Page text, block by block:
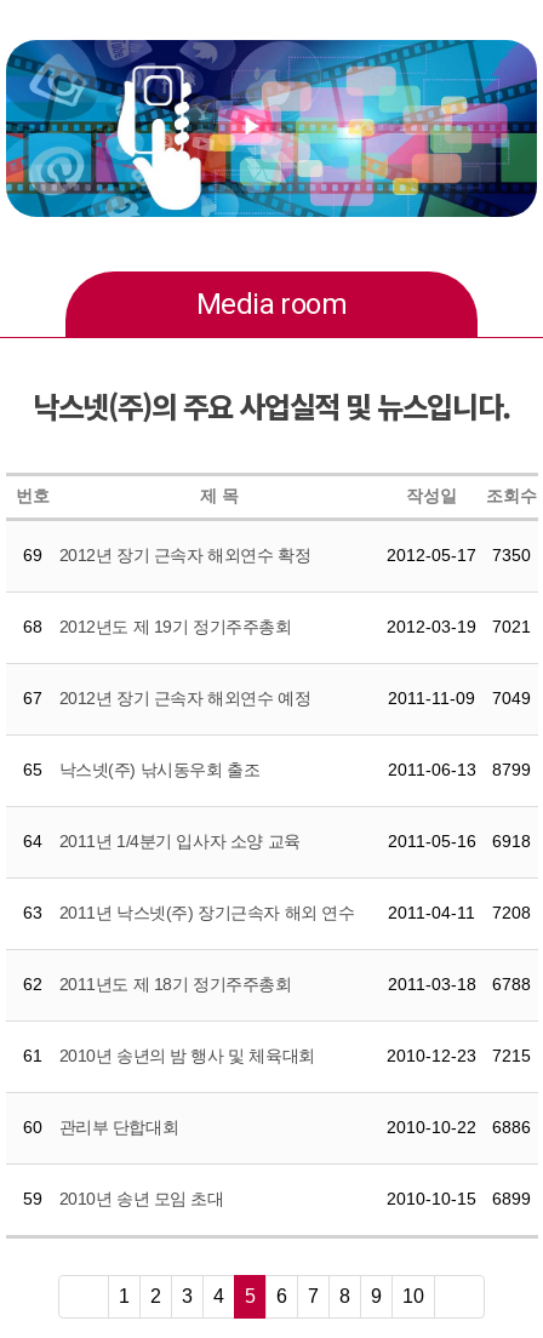
Media room
낙스넷(주)의 주요 사업실적 및 뉴스입니다.
번호 제 목 작성일 조회수
69 2012년 장기 근속자 해외연수 확정 2012-05-17 7350
68 2012년도 제 19기 정기주주총회 2012-03-19 7021
67 2012년 장기 근속자 해외연수 예정 2011-11-09 7049
65 낙스넷(주) 낚시동우회 출조 2011-06-13 8799
64 2011년 1/4분기 입사자 소양 교육 2011-05-16 6918
63 2011년 낙스넷(주) 장기근속자 해외 연수 2011-04-11 7208
62 2011년도 제 18기 정기주주총회 2011-03-18 6788
61 2010년 송년의 밤 행사 및 체육대회 2010-12-23 7215
60 관리부 단합대회 2010-10-22 6886
59 2010년 송년 모임 초대 2010-10-15 6899
1 2 3 4 5 6 7 8 9 10